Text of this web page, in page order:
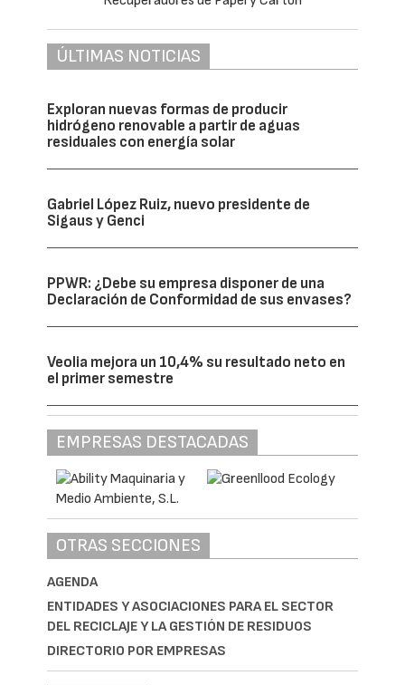
ÚLTIMAS NOTICIAS
Exploran nuevas formas de producir
hidrógeno renovable a partir de aguas
residuales con energía solar
Gabriel López Ruiz, nuevo presidente de
Sigaus y Genci
PPWR: ¿Debe su empresa disponer de una
Declaración de Conformidad de sus envases?
Veolia mejora un 10,4% su resultado neto en
el primer semestre
EMPRESAS DESTACADAS
OTRAS SECCIONES
AGENDA
ENTIDADES Y ASOCIACIONES PARA EL SECTOR
DEL RECICLAJE Y LA GESTIÓN DE RESIDUOS
DIRECTORIO POR EMPRESAS